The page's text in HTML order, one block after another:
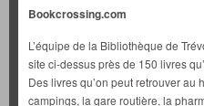
Bookcrossing.com
L’équipe de la Bibliothèque de
site ci-dessus près de 150 livres
Des livres qu’on peut retrouver au
campings, la gare routière, la